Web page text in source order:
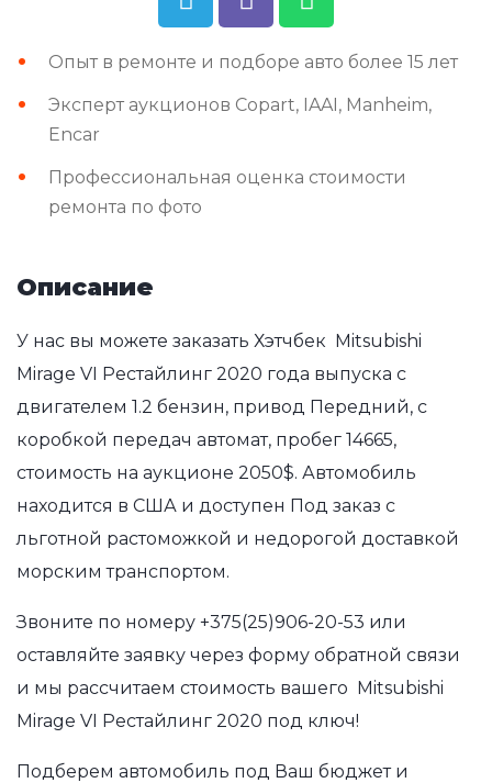
Опыт в ремонте и подборе авто более 15 лет
Эксперт аукционов Copart, IAAI, Manheim,
Encar
Профессиональная оценка стоимости
ремонта по фото
Описание
У нас вы можете заказать Хэтчбек Mitsubishi
Mirage VI Рестайлинг 2020 года выпуска с
двигателем 1.2 бензин, привод Передний, с
коробкой передач автомат, пробег 14665,
стоимость на аукционе 2050$. Автомобиль
находится в США и доступен Под заказ с
льготной растоможкой и недорогой доставкой
морским транспортом.
Звоните по номеру +375(25)906-20-53 или
оставляйте заявку через форму обратной связи
и мы рассчитаем стоимость вашего Mitsubishi
Mirage VI Рестайлинг 2020 под ключ!
Подберем автомобиль под Ваш бюджет и